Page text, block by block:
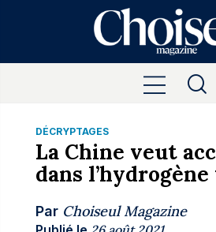
DÉCRYPTAGES
La Chine veut
dans
Par Choiseul Magazine